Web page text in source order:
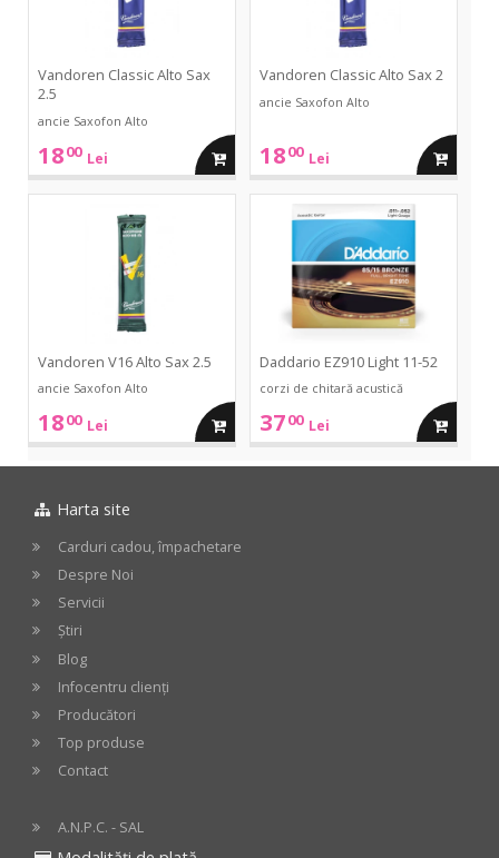
Vandoren Classic Alto Sax
2.5
ancie Saxofon Alto
1800 Lei adauga
Vandoren Classic Alto Sax 2
ancie Saxofon Alto
1800 Lei adauga
Vandoren V16 Alto Sax 2.5
ancie Saxofon Alto
1800 Lei adauga
in
Daddario EZ910 Light 11-52
corzi de chitară acustică
3700 Lei adauga
in
Harta site
Carduri cadou, împachetare
Despre Noi
Servicii
Știri
Blog
Infocentru clienți
Producători
Top produse
Contact
A.N.P.C. - SAL